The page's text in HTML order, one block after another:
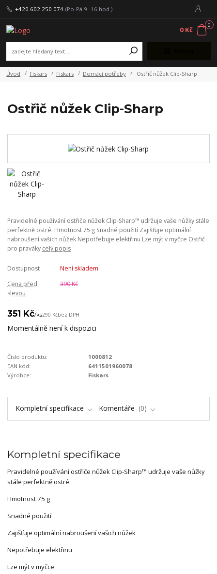
+420 602 250 074 (Po-Pá 9 -16 hod.)
0
0 Kč
Úvod Fiskars Fiskars Domácí potřeby Ostřič nůžek Clip-Sharp
Ostřič nůžek Clip-Sharp
Pravidelné používání ostřiče nůžek Clip-Sharp™ udržuje vaše nůžky stále
perfektně ostré. Hmotnost 75 g Snadné použití Zajišťuje optimální
nabroušení vašich nůžek Nepotřebuje elektřinu Lze mýt v myčce Ostřič
pro praváky celý popis
Dostupnost
Není skladem
Cena před
slevou
390 Kč
351 Kč/ks290 Kčbez DPH
Momentálně není k dispozici
Číslo produktu:
1000812
EAN kód:
6411501960078
Výrobce:
Fiskars
Kompletní specifikace Komentáře 0
Kompletní specifikace
Pravidelné používání ostřiče nůžek Clip-Sharp™ udržuje vaše nůžky
stále perfektně ostré.
Hmotnost 75 g
Snadné použití
Zajišťuje optimální nabroušení vašich nůžek
Nepotřebuje elektřinu
Lze mýt v myčce